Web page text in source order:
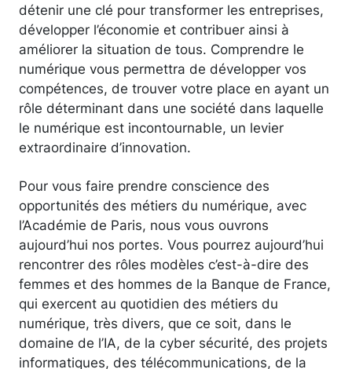
détenir une clé pour transformer les entreprises,
développer l’économie et contribuer ainsi à
améliorer la situation de tous. Comprendre le
numérique vous permettra de développer vos
compétences, de trouver votre place en ayant un
rôle déterminant dans une société dans laquelle
le numérique est incontournable, un levier
extraordinaire d’innovation.
Pour vous faire prendre conscience des
opportunités des métiers du numérique, avec
l’Académie de Paris, nous vous ouvrons
aujourd’hui nos portes. Vous pourrez aujourd’hui
rencontrer des rôles modèles c’est-à-dire des
femmes et des hommes de la Banque de France,
qui exercent au quotidien des métiers du
numérique, très divers, que ce soit, dans le
domaine de l’IA, de la cyber sécurité, des projets
informatiques, des télécommunications, de la